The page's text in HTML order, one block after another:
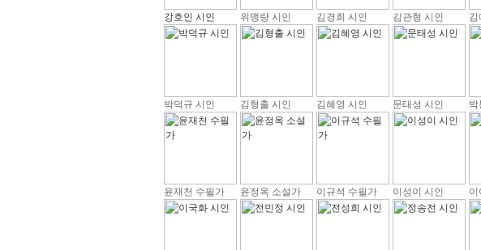
강호인 시인 위맹량 시인 김경희 시인 김관형 시인 김
박덕규 시인 김형출 시인 김혜영 시인 문태성 시인 박
윤재천 수필가 윤정옥 소설가 이규석 수필가 이성이 시인 이